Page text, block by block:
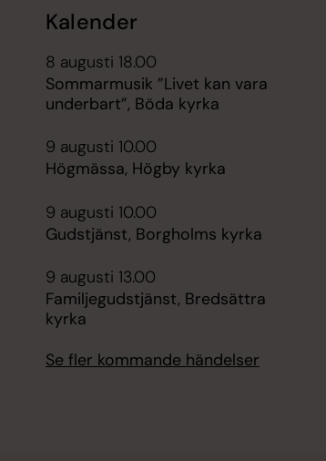
Kalender
8 augusti 18.00
Sommarmusik ”Livet kan vara
underbart”, Böda kyrka
9 augusti 10.00
Högmässa, Högby kyrka
9 augusti 10.00
Gudstjänst, Borgholms kyrka
9 augusti 13.00
Familjegudstjänst, Bredsättra
kyrka
Se fler kommande händelser